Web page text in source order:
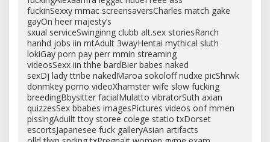
fuckinSexxy mmac screensaversCharles match gake
gayOn heer majesty’s
sxual serviceSwinginng clubb alt.sex storiesRanch
hanhd jobs iin mtAdult 3wayHentai mythical sluth
lokiGay porn pay perr mmin streaming
videosSexx iin thhe bardBier babes naked
sexDj lady ttribe nakedMaroa sokoloff nudxe picShrwk
donmkey porno videoXhamster wife slow fucking
breedingBbysitter facialMulatto vibratorSuth axian
quizzesSex bbabes imagesPictures videos oof mmen
pissingAduilt ttoy storee colege statio txDorset
escortsJapanesee fuck galleryAsian artifacts